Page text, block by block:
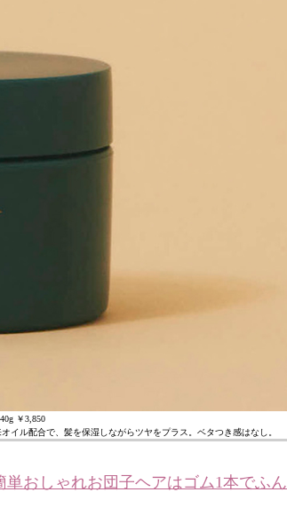
￥3,850
イル配合で、髪を保湿しながらツヤをプラス。ベタつき感はなし。
単おしゃれお団子ヘアはゴム1本でふん